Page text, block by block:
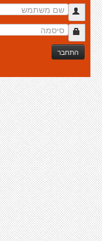
התחבר